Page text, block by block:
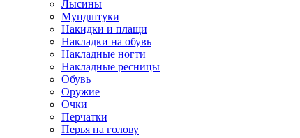
Лысины
Мундштуки
Накидки и плащи
Накладки на обувь
Накладные ногти
Накладные ресницы
Обувь
Оружие
Очки
Перчатки
Перья на голову